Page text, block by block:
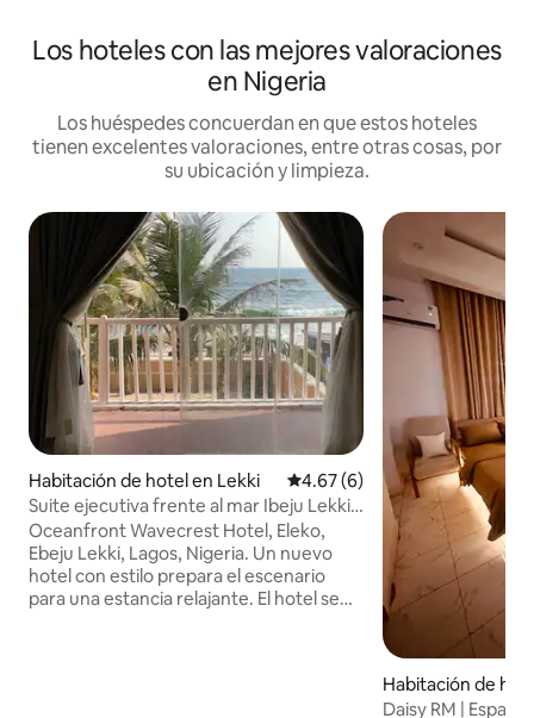
Los hoteles con las mejores valoraciones
en Nigeria
Los huéspedes concuerdan en que estos hoteles
tienen excelentes valoraciones, entre otras cosas, por
su ubicación y limpieza.
Habitación de hotel en Lekki Calificación promedio: 4.67
4.67 (6)
Suite ejecutiva frente al mar Ibeju Lekki
Lagos Nig
Oceanfront Wavecrest Hotel, Eleko,
Ebeju Lekki, Lagos, Nigeria. Un nuevo
hotel con estilo prepara el escenario
para una estancia relajante. El hotel se
Habitación de
Daisy RM |